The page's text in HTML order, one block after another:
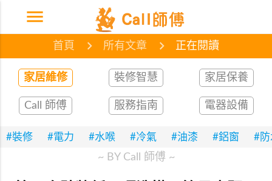
menu 首頁 網誌 文章
首頁 所有文章 正在閱讀
家居維修 裝修智慧 家居保養
Call 師傅 服務指南 電器設備
#裝修 #電力 #水喉 #冷氣 #油漆 #鋁窗 #防
~ BY Call 師傅 ~